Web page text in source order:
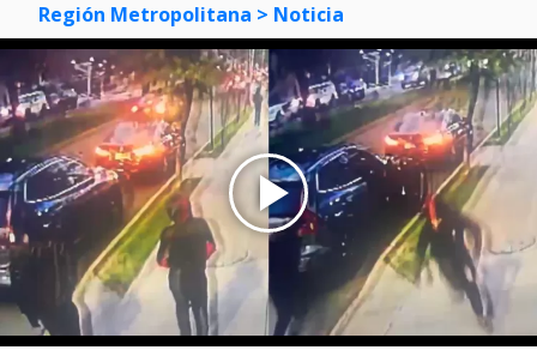
Región Metropolitana > Noticia